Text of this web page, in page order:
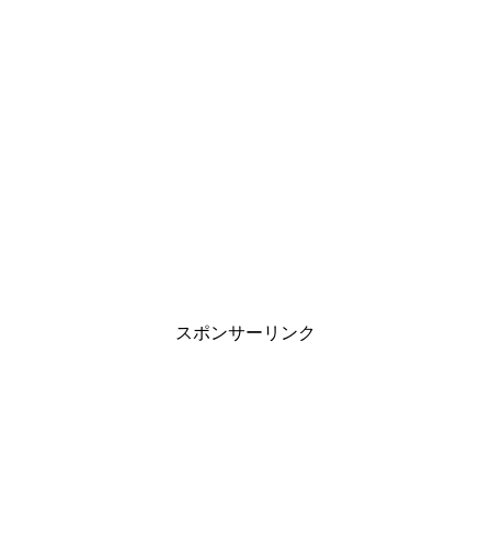
スポンサーリンク